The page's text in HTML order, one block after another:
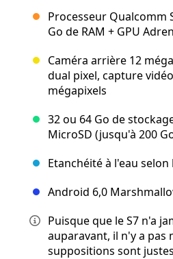
Processeur Qualcomm
Go de RAM + GPU
Caméra arrière 12
dual pixel, capture
mégapixels
32 ou 64 Go de
MicroSD (jusqu'à 200
Etanchéité à l'eau
Android 6,0
Puisque que le S7 n'a
auparavant, il n'y a pas
suppositions sont